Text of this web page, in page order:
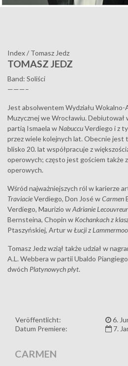
Index/ Tomasz Jedz
TOMASZ JEDZ
Band: Soliści
———–
Jest absolwentem Wydziału
Muzycznej we Wrocławiu.
partią Ismaela w NabuccuVerdiego i z
przez wiele kolejnych lat. Obecnie jest
blisko 20. lat współpracuje z
operowych; często jest gościem także
operowych.
Wśród najważniejszych ról w karierze
TraviacieVerdiego, Don José wCarmen
Verdiego, Maurizio wAdrianie Lecouvreur
Bernsteina, Chopin w Kochankach z
Ptaszyńskiej, Artur wŁucji z
Tomasz Jedz wziął także udział w
A.L. Webbera w partii Ubaldo
dwóch Platynowych płyt.
Veröffentlicht:
6.
Datum Premiere:
7.
CARMEN